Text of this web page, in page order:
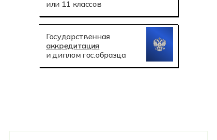
Государственная
аккредитация
и диплом гос.образца
или 11 классов